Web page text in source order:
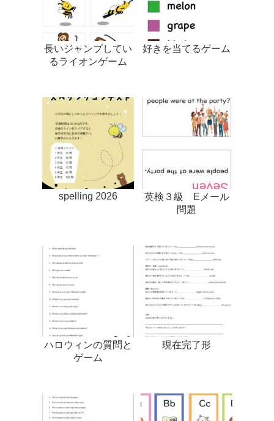
長いジャンプしてい
るライオンゲーム
好きを当てるゲーム
spelling 2026
英検３級 Eメール
問題
ハロウィンの質問と
ゲーム
現在完了形